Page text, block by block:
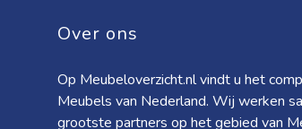
Over ons
Op Meubeloverzicht.nl vindt u het
Meubels van Nederland. Wij werken
grootste partners op het gebied van